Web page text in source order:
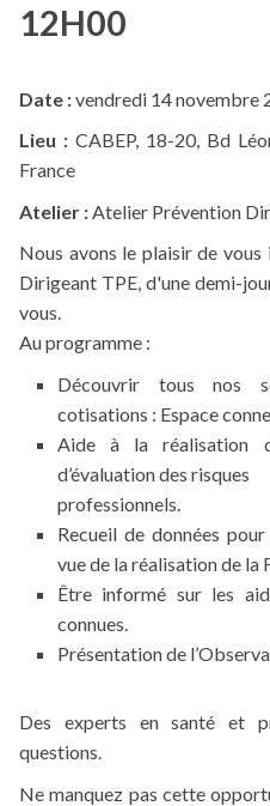
12H00
Date :vendredi 14 novembre
Lieu : CABEP, 18-20, Bd
France
Atelier :Atelier Prévention
Nous avons le plaisir de
Dirigeant TPE, d'une demi-
vous.
Au programme :
Découvrir tous nos
cotisations : Espace
Aide à la réalisation
d’évaluation des risques
professionnels.
Recueil de données
vue de la réalisation de la
Être informé sur les
connues.
Présentation de
Des experts en santé et
questions.
Ne manquez pas cette